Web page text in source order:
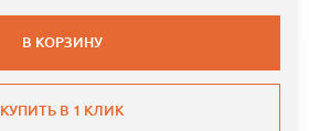
В КОРЗИНУ
КУПИТЬ В 1 КЛИК